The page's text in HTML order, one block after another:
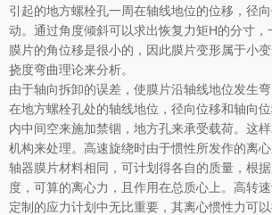
引起的地方螺栓孔一周在轴线地位的位移，径
动。通过角度倾斜可以求出恢复力矩H的分寸，
膜片的角位移是很小的，因此膜片变形属于小
挠度弯曲理论来分析。
由于轴向拆卸的误差，使膜片沿轴线地位发生
在地方螺栓孔处的轴线地位，径向位移和轴向
内中间空来施加禁锢，地方孔来承受载荷。这
机构来处理。高速旋绕时由于惯性所发作的离
轴器膜片材料相同，可计划得各自的质量，根
度，可算的离心力，且作用在总质心上。高转
定制的应力计划中无比重要，其离心惯性力可